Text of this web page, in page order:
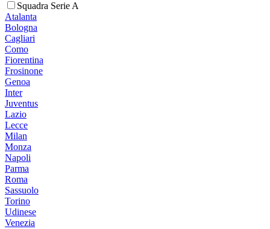
Squadra Serie A
Atalanta
Bologna
Cagliari
Como
Fiorentina
Frosinone
Genoa
Inter
Juventus
Lazio
Lecce
Milan
Monza
Napoli
Parma
Roma
Sassuolo
Torino
Udinese
Venezia